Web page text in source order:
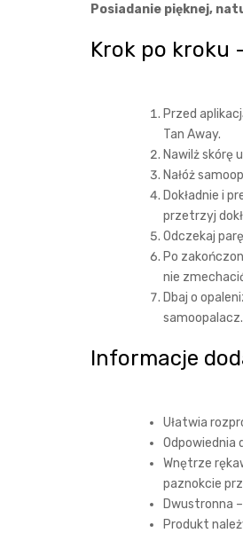
Posiadanie pięknej,
Krok po kroku
Przed
Tan Away.
Nawilż skórę
Nałóż
Dokładnie i
przetrzyj
Odczekaj
Po
nie
Dbaj o
samoopalacz.
Informacje
Ułatwia
Odpowiednia
Wnętrze
paznokcie
Dwustronna
Produkt